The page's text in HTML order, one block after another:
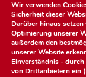
Wir verwenden
Sicherheit dieser
Darüber hinaus
Optimierung unserer
außerdem den
unserer Website
Einverständnis -
von Drittanbietern ein